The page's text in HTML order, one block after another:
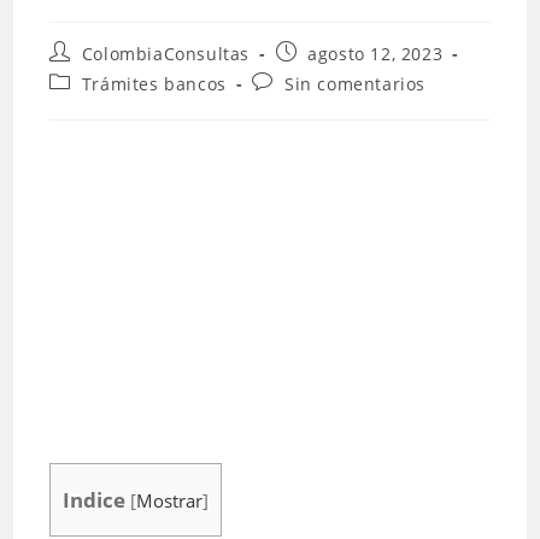
Autor
de
ColombiaConsultas
Publicación
de
la
agosto 12, 2023
Categoría
Trámites bancos
Comentarios
Sin comentarios
Indice [Mostrar]